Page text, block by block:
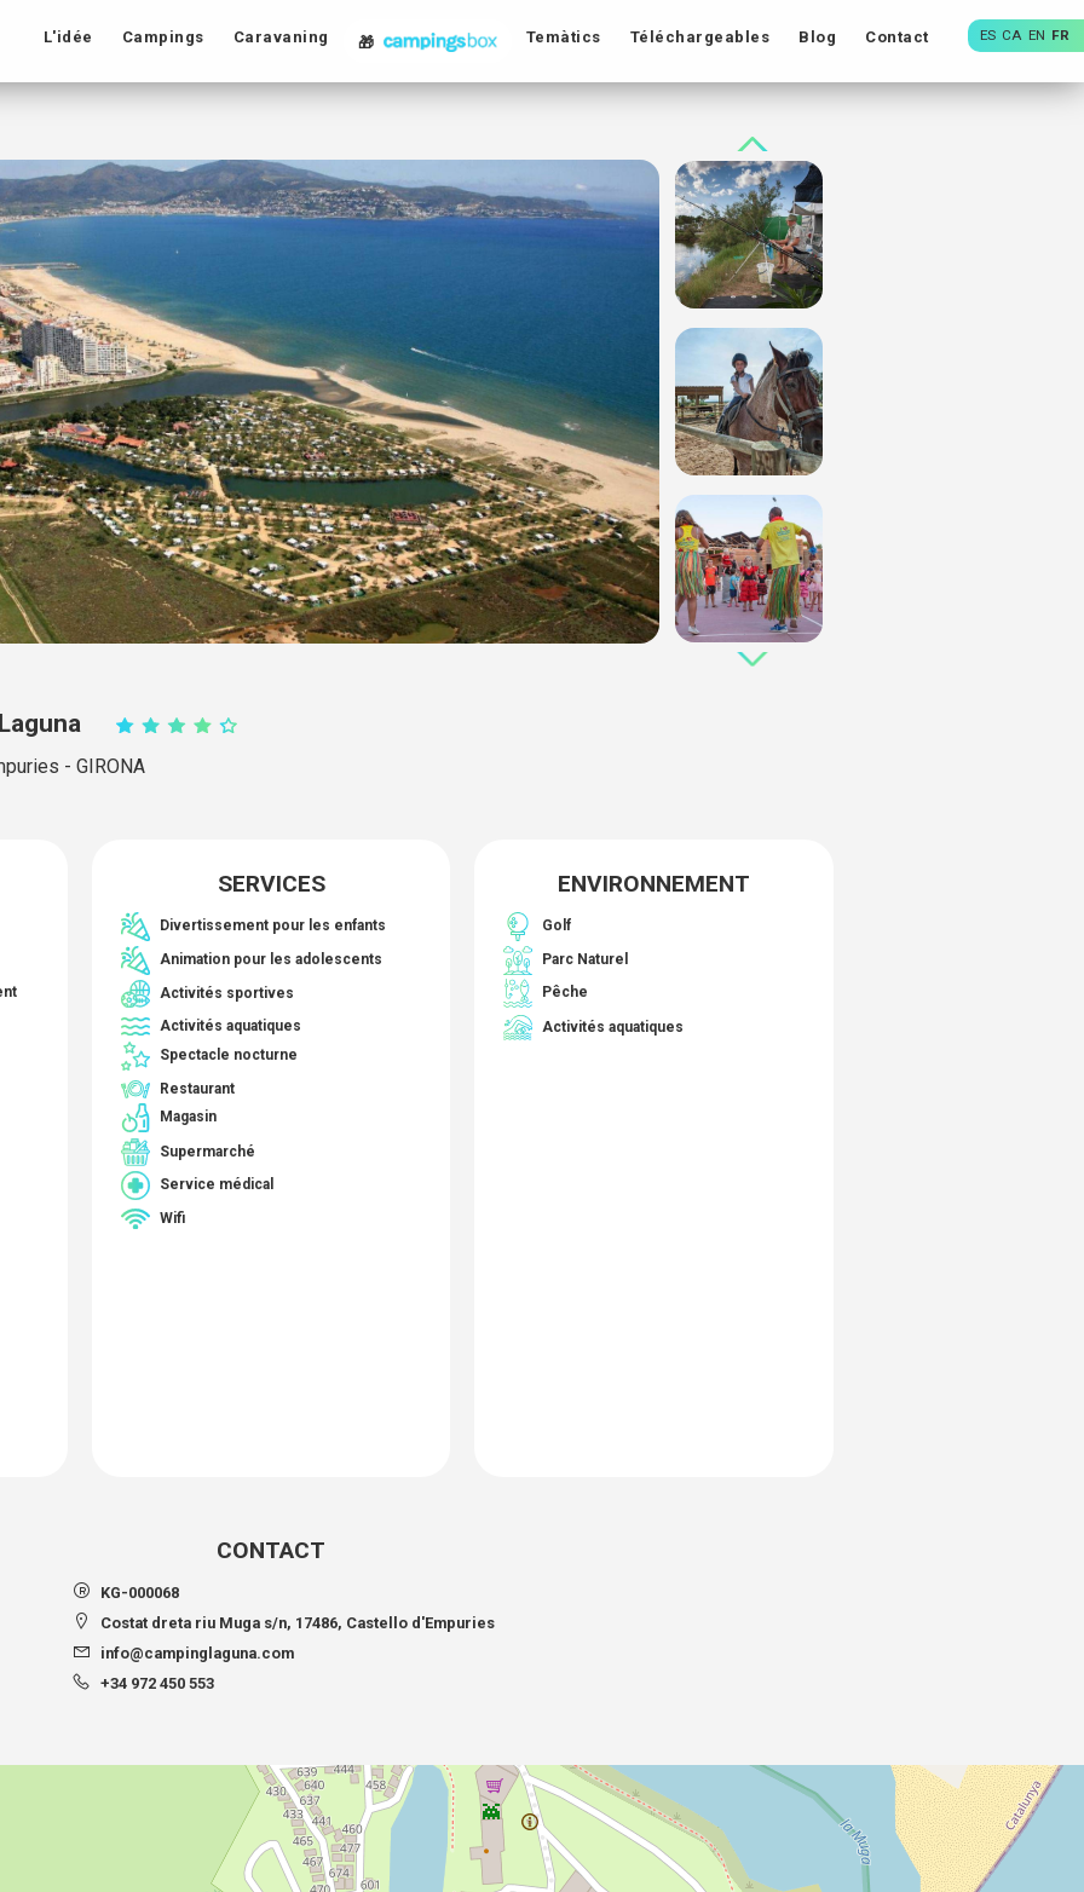
L'idée Campings Caravaning 🎁 Temàtics Téléchargeables Blog Contact ES CA EN FR
- GIRONA
SERVICES
Divertissement pour les enfants
Animation pour les adolescents
Activités sportives
Activités aquatiques
Spectacle nocturne
Restaurant
Magasin
Supermarché
Service médical
Wifi
ENVIRONNEMENT
Golf
Parc Naturel
Pêche
Activités aquatiques
CONTACT
KG-000068
Costat dreta riu Muga s/n, 17486, Castello d'Empuries
info@campinglaguna.com
+34 972 450 553